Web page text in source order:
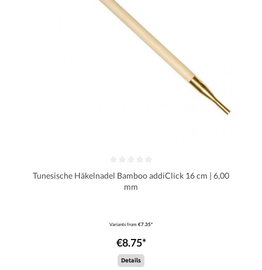
Tunesische Häkelnadel Bamboo addiClick 16 cm | 6,00
mm
Variants from €7.35*
€8.75*
Details